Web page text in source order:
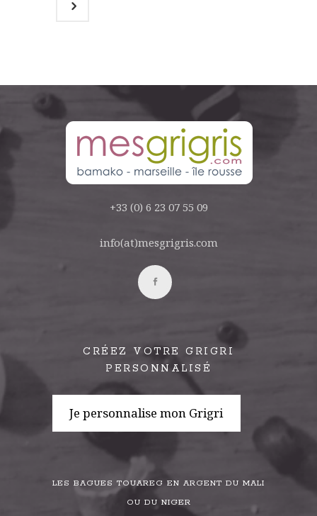
5
+33 (0) 6 23 07 55 09
info(at)mesgrigris.com
CRÉEZ VOTRE GRIGRI
PERSONNALISÉ
Je personnalise mon Grigri
LES BAGUES TOUAREG EN ARGENT DU MALI
OU DU NIGER